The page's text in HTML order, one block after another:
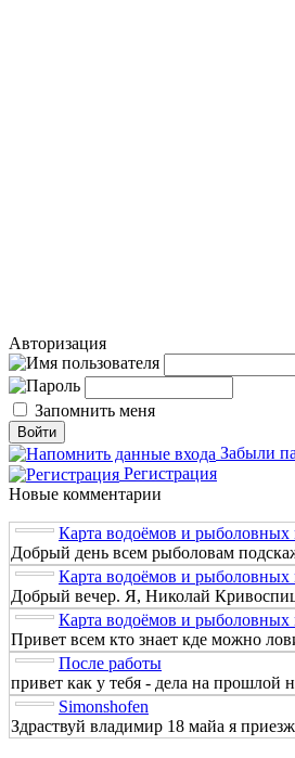
Авторизация
Запомнить меня
Забыли
Регистрация
Новые комментарии
Карта водоёмов и рыболовных
Добрый день всем рыболовам
Карта водоёмов и рыболовных
Добрый вечер. Я, Николай
Карта водоёмов и рыболовных
Привет всем кто знает кде можно
После работы
привет как у тебя - дела на прошлой
Simonshofen
Здраствуй владимир 18 майа я